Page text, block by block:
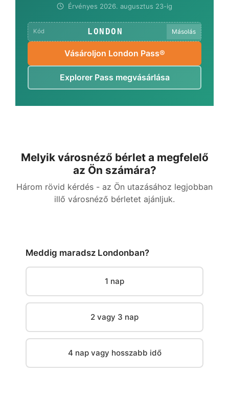
Érvényes 2026. augusztus 23-ig
Kód LONDON Másolás
Vásároljon London Pass®
Explorer Pass megvásárlása
Melyik városnéző bérlet a megfelelő
az Ön számára?
Három rövid kérdés - az Ön utazásához legjobban
illő városnéző bérletet ajánljuk.
Meddig maradsz Londonban?
1 nap
2 vagy 3 nap
4 nap vagy hosszabb idő